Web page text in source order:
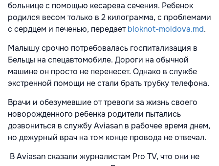
больнице с помощью кесарева сечения. Ребенок
родился весом только в 2 килограмма, с проблемами
с сердцем и печенью, передаетbloknot-moldova.md.
Малышу срочно потребовалась госпитализация в
Бельцы на спецавтомобиле. Дороги на обычной
машине он просто не перенесет. Однако в службе
экстренной помощи не стали брать трубку телефона.
Врачи и обезумевшие от тревоги за жизнь своего
новорожденного ребенка родители пытались
дозвониться в службу Aviasan в рабочее время днем,
но дежурный врач на том конце провода не отвечал.
В Aviasan сказали журналистам Pro TV, что они не